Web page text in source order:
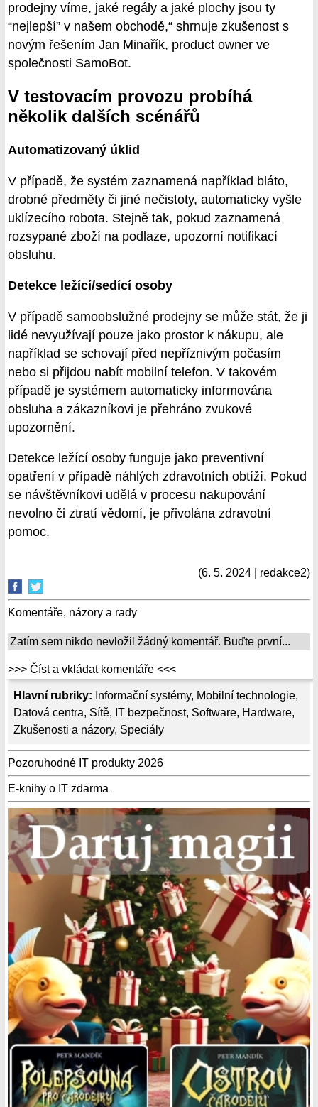
Hlavní rubriky: Informační systémy, Mobilní technologie,
Datová centra, Sítě, IT bezpečnost, Software, Hardware,
Zkušenosti a názory, Speciály
Pozoruhodné IT produkty 2026
E-knihy o IT zdarma
prodejny víme, jaké regály a jaké plochy jsou ty
“nejlepší” v našem obchodě,“ shrnuje zkušenost s
novým řešením Jan Minařík, product owner ve
společnosti SamoBot.
V testovacím provozu probíhá
několik dalších scénářů
Automatizovaný úklid
V případě, že systém zaznamená například bláto,
drobné předměty či jiné nečistoty, automaticky vyšle
uklízecího robota. Stejně tak, pokud zaznamená
rozsypané zboží na podlaze, upozorní notifikací
obsluhu.
Detekce ležící/sedící osoby
V případě samoobslužné prodejny se může stát, že ji
lidé nevyužívají pouze jako prostor k nákupu, ale
například se schovají před nepříznivým počasím
nebo si přijdou nabít mobilní telefon. V takovém
případě je systémem automaticky informována
obsluha a zákazníkovi je přehráno zvukové
upozornění.
Detekce ležící osoby funguje jako preventivní
opatření v případě náhlých zdravotních obtíží. Pokud
se návštěvníkovi udělá v procesu nakupování
nevolno či ztratí vědomí, je přivolána zdravotní
pomoc.
(6. 5. 2024 | redakce2)
Komentáře, názory a rady
Zatím sem nikdo nevložil žádný komentář. Buďte první...
>>> Číst a vkládat komentáře <<<